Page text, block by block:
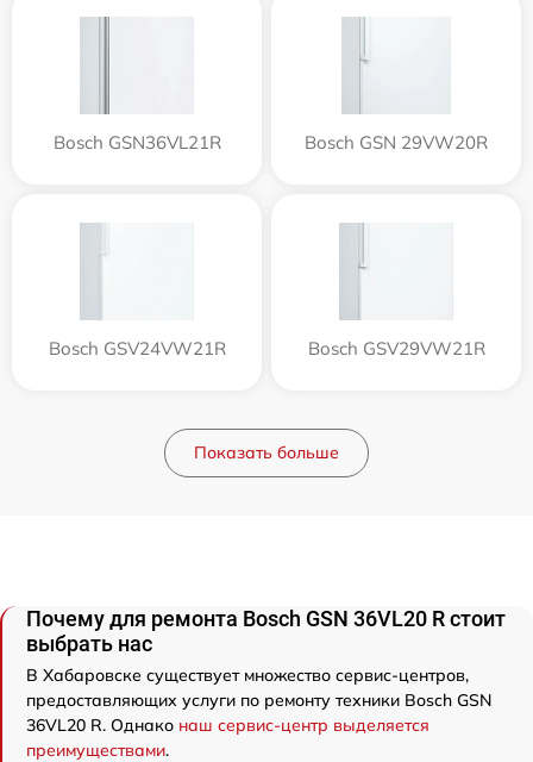
Bosch GSN36VL21R Bosch GSN 29VW20R
Bosch GSV24VW21R Bosch GSV29VW21R
Показать больше
Почему для ремонта Bosch GSN 36VL20 R стоит
выбрать нас
В Хабаровске существует множество сервис-центров,
предоставляющих услуги по ремонту техники Bosch GSN
36VL20 R. Однако наш сервис-центр выделяется
преимуществами.